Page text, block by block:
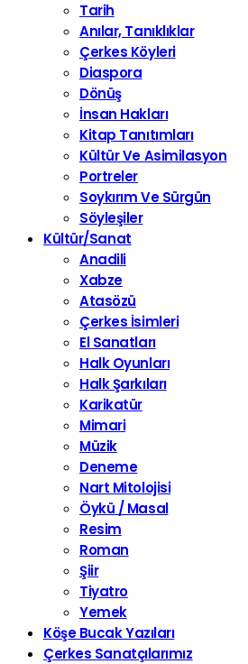
Tarih
Anılar, Tanıklıklar
Çerkes Köyleri
Diaspora
Dönüş
İnsan Hakları
Kitap Tanıtımları
Kültür Ve Asimilasyon
Portreler
Soykırım Ve Sürgün
Söyleşiler
Kültür/Sanat
Anadili
Xabze
Atasözü
Çerkes İsimleri
El Sanatları
Halk Oyunları
Halk Şarkıları
Karikatür
Mimari
Müzik
Deneme
Nart Mitolojisi
Öykü / Masal
Resim
Roman
Şiir
Tiyatro
Yemek
Köşe Bucak Yazıları
Çerkes Sanatçılarımız